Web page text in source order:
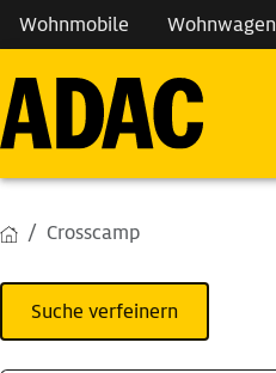
Wohnmobile Wohnwagen
Crosscamp
Suche verfeinern